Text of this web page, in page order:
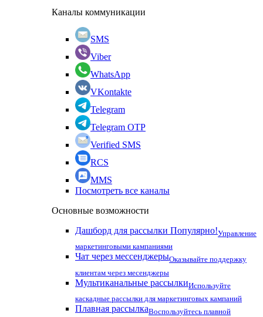
Каналы коммуникации
SMS
Viber
WhatsApp
VKontakte
Telegram
Telegram OTP
Verified SMS
RCS
MMS
Посмотреть все каналы
Основные возможности
Дашборд для рассылки Популярно!Управление
маркетинговыми кампаниями
Чат через мессенджерыОказывайте поддержку
клиентам через месенджеры
Мультиканальные рассылкиИспользуйте
каскадные рассылки для маркетинговых кампаний
Плавная рассылкаВоспользуйтесь плавной